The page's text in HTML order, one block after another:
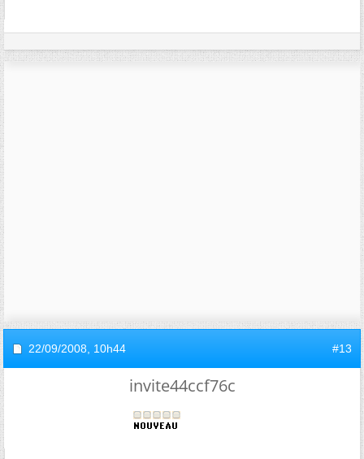
22/09/2008, 10h44 #13
invite44ccf76c